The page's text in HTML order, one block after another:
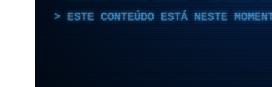
ESTE CONTEÚDO ESTÁ NESTE